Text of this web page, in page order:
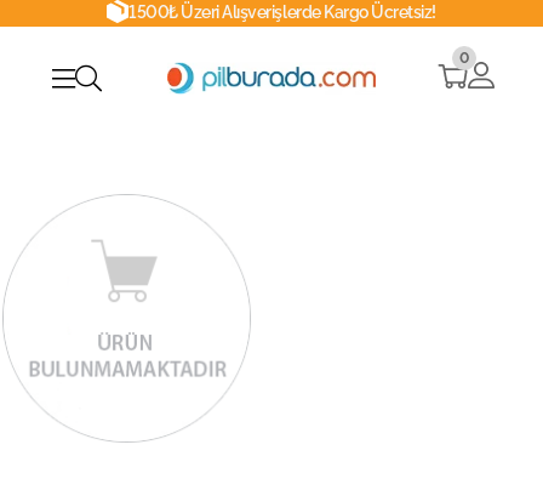
1500₺ Üzeri Alışverişlerde Kargo Ücretsiz!
0